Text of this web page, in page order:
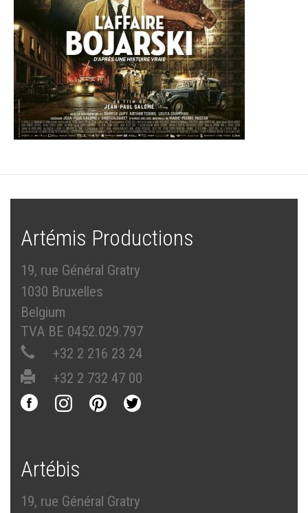
Artémis Productions
19, rue Général Gratry
1030 Bruxelles
Belgium
TVA BE 0452.029.797
+32 2 216 23 24
+32 2 732 47 00
Artébis
19, rue Général Gratry